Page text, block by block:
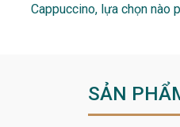
Cappuccino, lựa chọn nào
SẢN